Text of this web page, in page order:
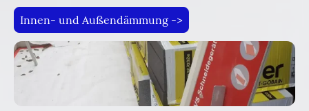
Innen- und Außendämmung ->